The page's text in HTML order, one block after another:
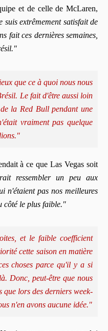
et de celle de McLaren,
suis extrêmement satisfait de
fait ces dernières semaines,
que ce à quoi nous nous
Le fait d'être aussi loin
la Red Bull pendant une
vraiment pas quelque
à ce que Las Vegas soit
ressembler un peu aux
n'étaient pas nos meilleures
côté le plus faible."
et le faible coefficient
cette saison en matière
choses parce qu'il y a si
Donc, peut-être que nous
que lors des derniers week-
n'en avons aucune idée."